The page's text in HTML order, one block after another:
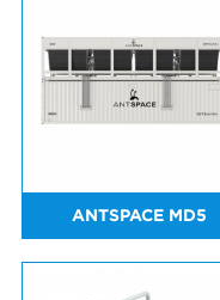
ANTSPACE MD5